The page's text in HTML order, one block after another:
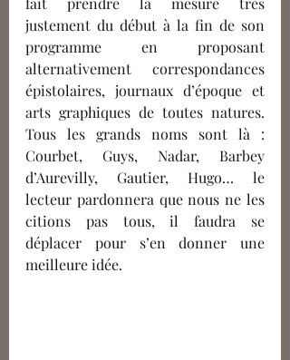
justement du début à la fin de son
programme en proposant
alternativement correspondances
épistolaires, journaux d’époque et
arts graphiques de toutes natures.
Tous les grands noms sont là :
Courbet, Guys, Nadar, Barbey
d’Aurevilly, Gautier, Hugo… le
lecteur pardonnera que nous ne les
citions pas tous, il faudra se
déplacer pour s’en donner une
meilleure idée.